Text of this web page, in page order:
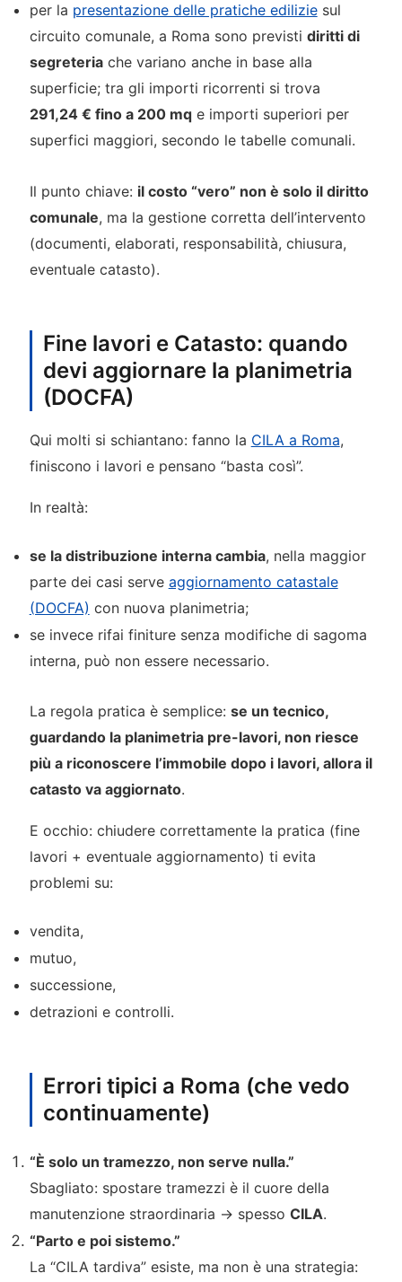
per la presentazione delle pratiche ediliziesul
circuito comunale, a Roma sono previsti diritti di
segreteriache variano anche in base alla
superficie; tra gli importi ricorrenti si trova
291,24 € fino a 200 mqe importi superiori per
superfici maggiori, secondo le tabelle comunali.
Il punto chiave: il costo “vero” non è solo il diritto
comunale, ma la gestione corretta dell’intervento
(documenti, elaborati, responsabilità, chiusura,
eventuale catasto).
Fine lavori e Catasto: quando
devi aggiornare la planimetria
(DOCFA)
Qui molti si schiantano: fanno la CILA a Roma,
finiscono i lavori e pensano “basta così”.
In realtà:
se la distribuzione interna cambia, nella maggior
parte dei casi serve aggiornamento catastale
(DOCFA) con nuova planimetria;
se invece rifai finiture senza modifiche di sagoma
interna, può non essere necessario.
La regola pratica è semplice: se un tecnico,
guardando la planimetria pre-lavori, non riesce
più a riconoscere l’immobile dopo i lavori, allora il
catasto va aggiornato.
E occhio: chiudere correttamente la pratica (fine
lavori + eventuale aggiornamento) ti evita
problemi su:
vendita,
mutuo,
successione,
detrazioni e controlli.
Errori tipici a Roma (che vedo
continuamente)
“È solo un tramezzo, non serve nulla.”
Sbagliato: spostare tramezzi è il cuore della
manutenzione straordinaria → spesso CILA.
“Parto e poi sistemo.”
La “CILA tardiva” esiste, ma non è una strategia: